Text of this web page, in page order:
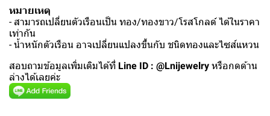
หมายเหตุ
- สามารถเปลี่ยนตัวเรือนเป็น ทอง/ทองขาว/โรสโกลด์ ได้ในราคา
เท่ากัน
- น้ำหนักตัวเรือน อาจเปลี่ยนแปลงขึ้นกับ ชนิดทองและไซส์แหวน
สอบถามข้อมูลเพิ่มเติมได้ที่ Line ID : @Lnijewelry หรือกดด้าน
ล่างได้เลยค่ะ